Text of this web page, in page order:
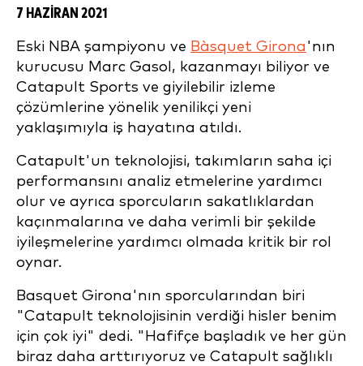
7 HAZIRAN 2021
Eski NBA şampiyonu ve Bàsquet Girona 'nın
kurucusu Marc Gasol, kazanmayı biliyor ve
Catapult Sports ve giyilebilir izleme
çözümlerine yönelik yenilikçi yeni
yaklaşımıyla iş hayatına atıldı.
Catapult'un teknolojisi, takımların saha içi
performansını analiz etmelerine yardımcı
olur ve ayrıca sporcuların sakatlıklardan
kaçınmalarına ve daha verimli bir şekilde
iyileşmelerine yardımcı olmada kritik bir rol
oynar.
Basquet Girona'nın sporcularından biri
"Catapult teknolojisinin verdiği hisler benim
için çok iyi" dedi. "Hafifçe başladık ve her gün
biraz daha arttırıyoruz ve Catapult sağlıklı